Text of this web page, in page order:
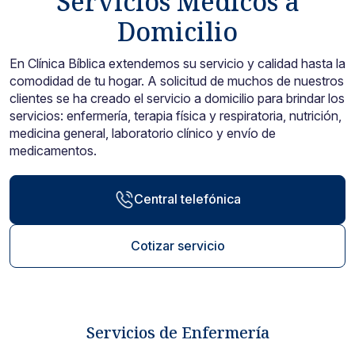
Noticias y blogDomicilio
En Clínica Bíblica extendemos su servicio y calidad hasta la
comodidad de tu hogar. A solicitud de muchos de nuestros
clientes se ha creado el servicio a domicilio para brindar los
servicios: enfermería, terapia física y respiratoria, nutrición,
medicina general, laboratorio clínico y envío de
medicamentos.
Central telefónica
Cotizar servicio
Servicios de Enfermería